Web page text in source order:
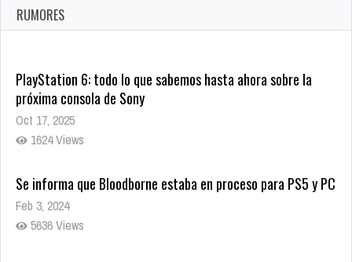
Ago 8, 2021
10010 Views
RUMORES
PlayStation 6: todo lo que sabemos hasta ahora sobre la
próxima consola de Sony
Oct 17, 2025
1624 Views
Se informa que Bloodborne estaba en proceso para PS5 y PC
Feb 3, 2024
5636 Views